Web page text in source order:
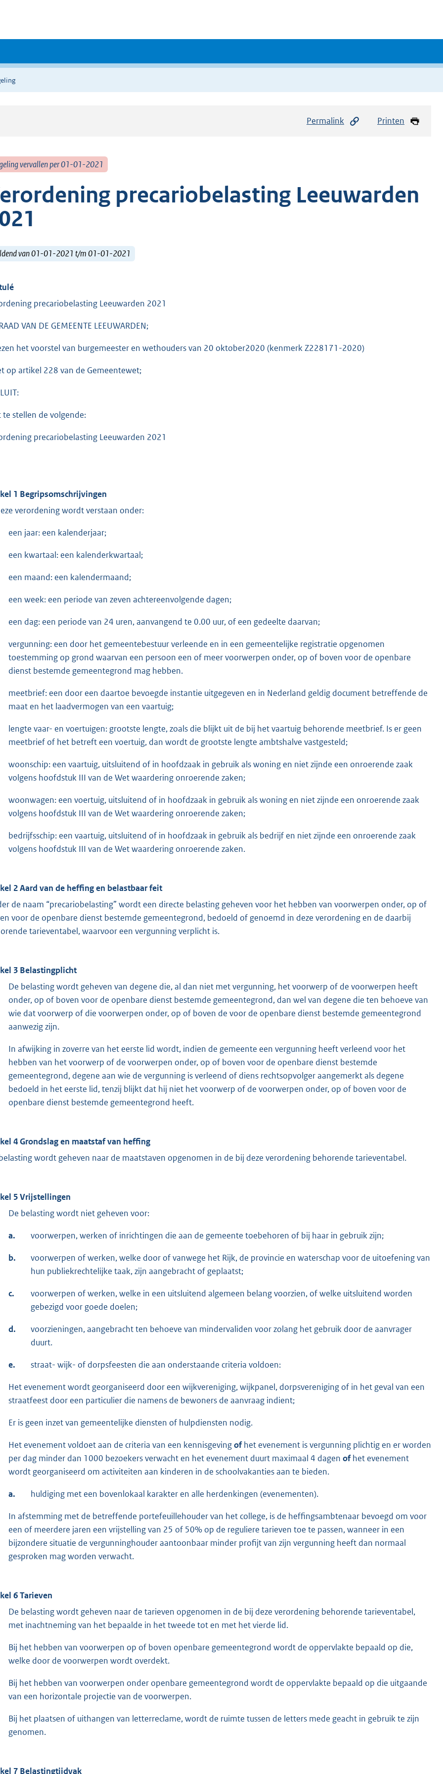
Permalink Printen
vervallen per 01-01-2021
precariobelasting Leeuwarden
van 01-01-2021 t/m 01-01-2021
precariobelasting Leeuwarden 2021
VAN DE GEMEENTE LEEUWARDEN;
het voorstel van burgemeester en wethouders van 20 oktober2020 (kenmerk Z228171-2020)
op artikel 228 van de Gemeentewet;
te stellen de volgende:
precariobelasting Leeuwarden 2021
1 Begripsomschrijvingen
verordening wordt verstaan onder:
een jaar: een kalenderjaar;
een kwartaal: een kalenderkwartaal;
een maand: een kalendermaand;
een week: een periode van zeven achtereenvolgende dagen;
een dag: een periode van 24 uren, aanvangend te 0.00 uur, of een gedeelte daarvan;
vergunning: een door het gemeentebestuur verleende en in een gemeentelijke registratie opgenomen
toestemming op grond waarvan een persoon een of meer voorwerpen onder, op of boven voor de openbare
dienst bestemde gemeentegrond mag hebben.
meetbrief: een door een daartoe bevoegde instantie uitgegeven en in Nederland geldig document betreffende de
maat en het laadvermogen van een vaartuig;
lengte vaar- en voertuigen: grootste lengte, zoals die blijkt uit de bij het vaartuig behorende meetbrief. Is er geen
meetbrief of het betreft een voertuig, dan wordt de grootste lengte ambtshalve vastgesteld;
woonschip: een vaartuig, uitsluitend of in hoofdzaak in gebruik als woning en niet zijnde een onroerende zaak
volgens hoofdstuk III van de Wet waardering onroerende zaken;
woonwagen: een voertuig, uitsluitend of in hoofdzaak in gebruik als woning en niet zijnde een onroerende zaak
volgens hoofdstuk III van de Wet waardering onroerende zaken;
bedrijfsschip: een vaartuig, uitsluitend of in hoofdzaak in gebruik als bedrijf en niet zijnde een onroerende zaak
volgens hoofdstuk III van de Wet waardering onroerende zaken.
2 Aard van de heffing en belastbaar feit
de naam “precariobelasting” wordt een directe belasting geheven voor het hebben van voorwerpen onder, op of
voor de openbare dienst bestemde gemeentegrond, bedoeld of genoemd in deze verordening en de daarbij
tarieventabel, waarvoor een vergunning verplicht is.
3 Belastingplicht
De belasting wordt geheven van degene die, al dan niet met vergunning, het voorwerp of de voorwerpen heeft
onder, op of boven voor de openbare dienst bestemde gemeentegrond, dan wel van degene die ten behoeve van
wie dat voorwerp of die voorwerpen onder, op of boven de voor de openbare dienst bestemde gemeentegrond
aanwezig zijn.
In afwijking in zoverre van het eerste lid wordt, indien de gemeente een vergunning heeft verleend voor het
hebben van het voorwerp of de voorwerpen onder, op of boven voor de openbare dienst bestemde
gemeentegrond, degene aan wie de vergunning is verleend of diens rechtsopvolger aangemerkt als degene
bedoeld in het eerste lid, tenzij blijkt dat hij niet het voorwerp of de voorwerpen onder, op of boven voor de
openbare dienst bestemde gemeentegrond heeft.
4 Grondslag en maatstaf van heffing
wordt geheven naar de maatstaven opgenomen in de bij deze verordening behorende tarieventabel.
5 Vrijstellingen
De belasting wordt niet geheven voor:
a. voorwerpen, werken of inrichtingen die aan de gemeente toebehoren of bij haar in gebruik zijn;
b.
voorwerpen of werken, welke door of vanwege het Rijk, de provincie en waterschap voor de uitoefening van
hun publiekrechtelijke taak, zijn aangebracht of geplaatst;
c.
voorwerpen of werken, welke in een uitsluitend algemeen belang voorzien, of welke uitsluitend worden
gebezigd voor goede doelen;
d.
voorzieningen, aangebracht ten behoeve van mindervaliden voor zolang het gebruik door de aanvrager
duurt.
e. straat- wijk- of dorpsfeesten die aan onderstaande criteria voldoen:
Het evenement wordt georganiseerd door een wijkvereniging, wijkpanel, dorpsvereniging of in het geval van een
straatfeest door een particulier die namens de bewoners de aanvraag indient;
Er is geen inzet van gemeentelijke diensten of hulpdiensten nodig.
Het evenement voldoet aan de criteria van een kennisgevingofhet evenement is vergunning plichtig en er worden
per dag minder dan 1000 bezoekers verwacht en het evenement duurt maximaal 4 dagen ofhet evenement
wordt georganiseerd om activiteiten aan kinderen in de schoolvakanties aan te bieden.
a. huldiging met een bovenlokaal karakter en alle herdenkingen (evenementen).
In afstemming met de betreffende portefeuillehouder van het college, is de heffingsambtenaar bevoegd om voor
een of meerdere jaren een vrijstelling van 25 of 50% op de reguliere tarieven toe te passen, wanneer in een
bijzondere situatie de vergunninghouder aantoonbaar minder profijt van zijn vergunning heeft dan normaal
gesproken mag worden verwacht.
6 Tarieven
De belasting wordt geheven naar de tarieven opgenomen in de bij deze verordening behorende tarieventabel,
met inachtneming van het bepaalde in het tweede tot en met het vierde lid.
Bij het hebben van voorwerpen op of boven openbare gemeentegrond wordt de oppervlakte bepaald op die,
welke door de voorwerpen wordt overdekt.
Bij het hebben van voorwerpen onder openbare gemeentegrond wordt de oppervlakte bepaald op die uitgaande
van een horizontale projectie van de voorwerpen.
Bij het plaatsen of uithangen van letterreclame, wordt de ruimte tussen de letters mede geacht in gebruik te zijn
genomen.
7 Belastingtijdvak